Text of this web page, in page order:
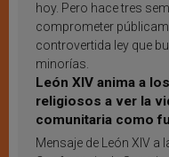
hoy. Pero hace tres
comprometer
controvertida ley que
minorías.
León XIV anima a los
religiosos a ver la
comunitaria como
inspiración y
Mensaje de León XIV a